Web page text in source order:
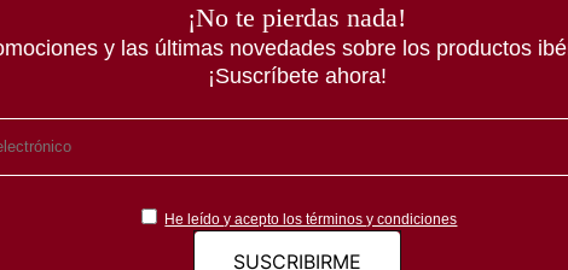
¡No te pierdas nada!
y las últimas novedades sobre los productos
¡Suscríbete ahora!
He leído y acepto los términos y condiciones